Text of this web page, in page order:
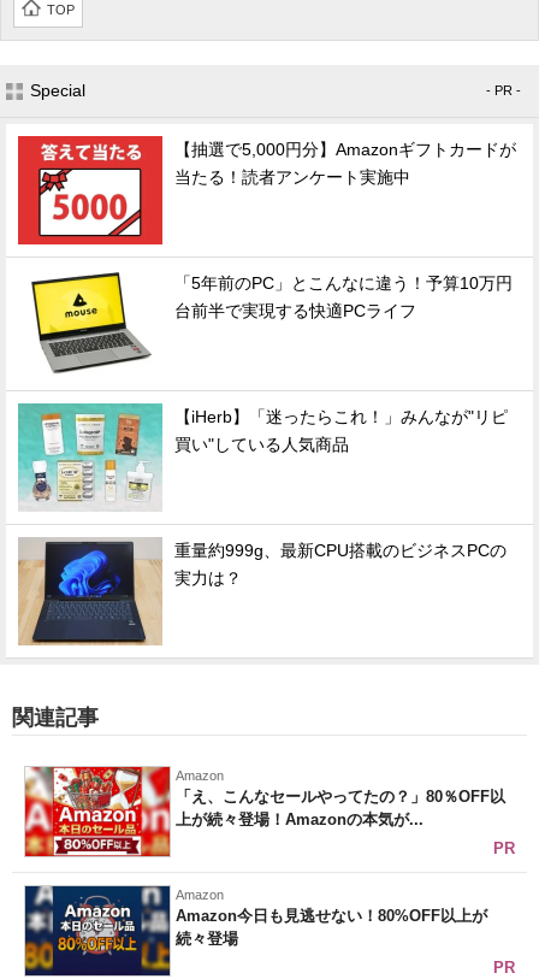
TOP
Special - PR -
【抽選で5,000円分】Amazonギフトカードが
当たる！読者アンケート実施中
「5年前のPC」とこんなに違う！予算10万円
台前半で実現する快適PCライフ
【iHerb】「迷ったらこれ！」みんなが"リピ
買い"している人気商品
重量約999g、最新CPU搭載のビジネスPCの
実力は？
関連記事
Amazon
「え、こんなセールやってたの？」80％OFF以
上が続々登場！Amazonの本気が...
PR
Amazon
Amazon今日も見逃せない！80%OFF以上が
続々登場
PR